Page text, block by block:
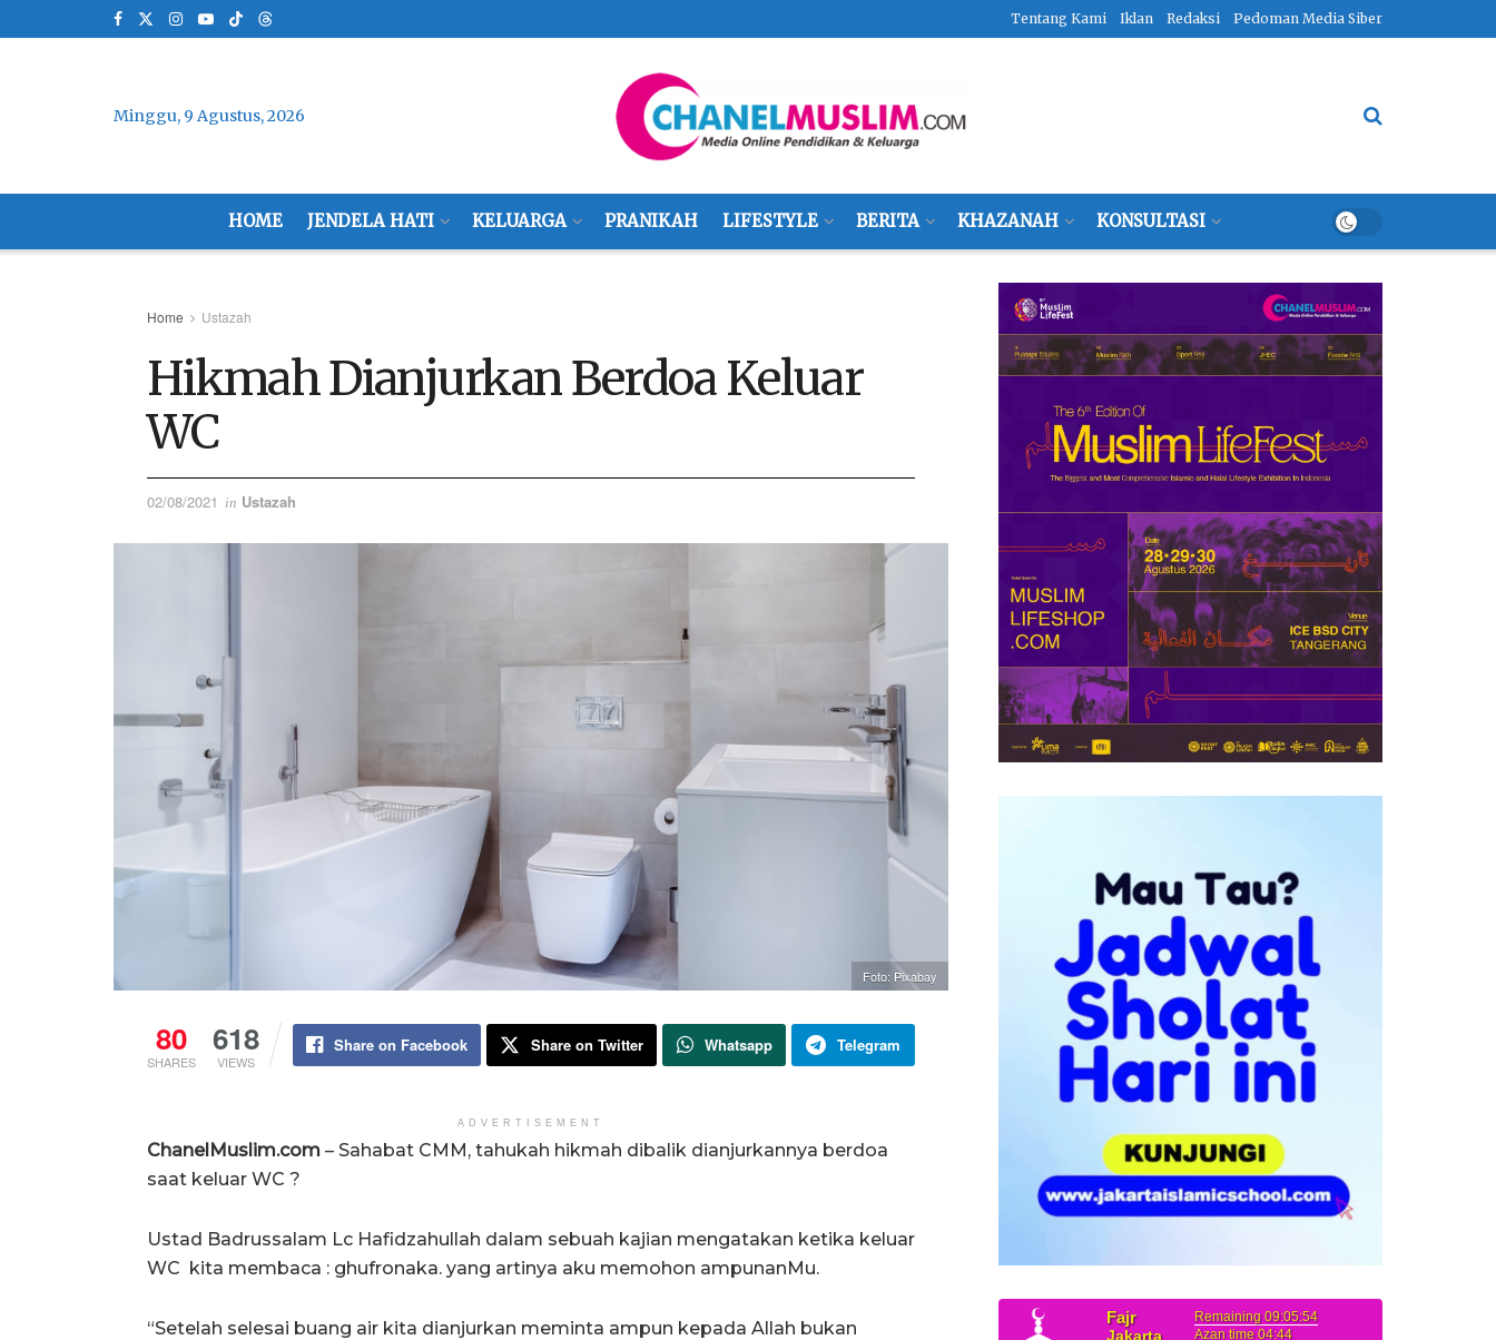
Tentang Kami Iklan Redaksi Pedoman Media Siber
Minggu, 9 Agustus, 2026
HOME JENDELA HATI KELUARGA PRANIKAH LIFESTYLE BERITA KHAZANAH KONSULTASI
Home Ustazah
Hikmah Dianjurkan Berdoa Keluar
WC
02/08/2021 in Ustazah
Foto: Pixabay
80
SHARES
618
VIEWS
Share on Facebook Share on Twitter Whatsapp Telegram
ADVERTISEMENT
ChanelMuslim.com – Sahabat CMM, tahukah hikmah dibalik dianjurkannya berdoa
saat keluar WC ?
Ustad Badrussalam Lc Hafidzahullah dalam sebuah kajian mengatakan ketika keluar
WC kita membaca : ghufronaka. yang artinya aku memohon ampunanMu.
“Setelah selesai buang air kita dianjurkan meminta ampun kepada Allah bukan